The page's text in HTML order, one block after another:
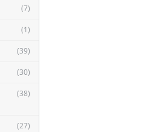
(7)
(1)
(39)
(30)
(38)
(27)